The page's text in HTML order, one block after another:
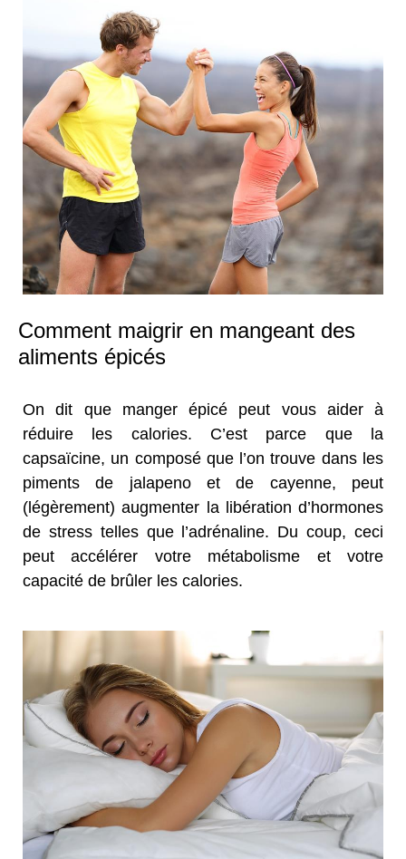
Comment maigrir en mangeant des
aliments épicés
On dit que manger épicé peut vous aider à
réduire les calories. C’est parce que la
capsaïcine, un composé que l’on trouve dans les
piments de jalapeno et de cayenne, peut
(légèrement) augmenter la libération d’hormones
de stress telles que l’adrénaline. Du coup, ceci
peut accélérer votre métabolisme et votre
capacité de brûler les calories.